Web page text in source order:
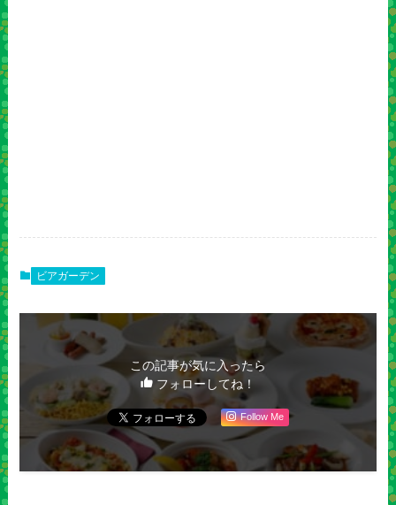
ビアガーデン
この記事が気に入ったら
フォローしてね！
Follow Me